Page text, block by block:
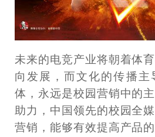
未来的电竞产业将朝着体
向发展，而文化的传播主
体，永远是校园营销中的
助力，中国领先的校园全
营销，能够有效提高产品